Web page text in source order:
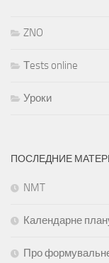
ZNO
Тests online
Уроки
ПОСЛЕДНИЕ
NMT
Календарне
Про формувальне